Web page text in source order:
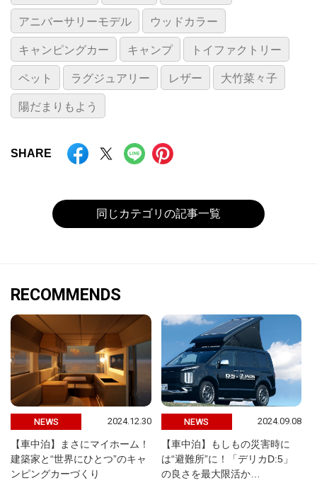
アニバーサリーモデル ウッドカラー
キャンピングカー キャンプ トイファクトリー
ペット ラグジュアリー レザー 大竹菜々子
陽だまりもよう
SHARE
同じカテゴリの記事一覧
RECOMMENDS
NEWS 2024.12.30
【車中泊】まさにマイホーム！
建築家と“世界にひとつ”のキャ
ンピングカーづくり
NEWS 2024.09.08
【車中泊】もしもの災害時に
は“避難所”に！「デリカD:5」
の良さを最大限活か…